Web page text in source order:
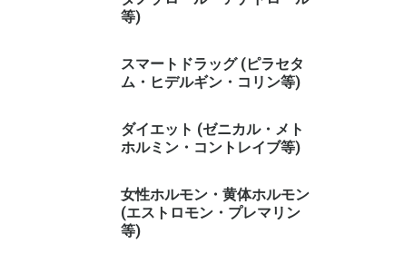
等)
スマートドラッグ (ピラセタ
ム・ヒデルギン・コリン等)
ダイエット (ゼニカル・メト
ホルミン・コントレイブ等)
女性ホルモン・黄体ホルモン
(エストロモン・プレマリン
等)